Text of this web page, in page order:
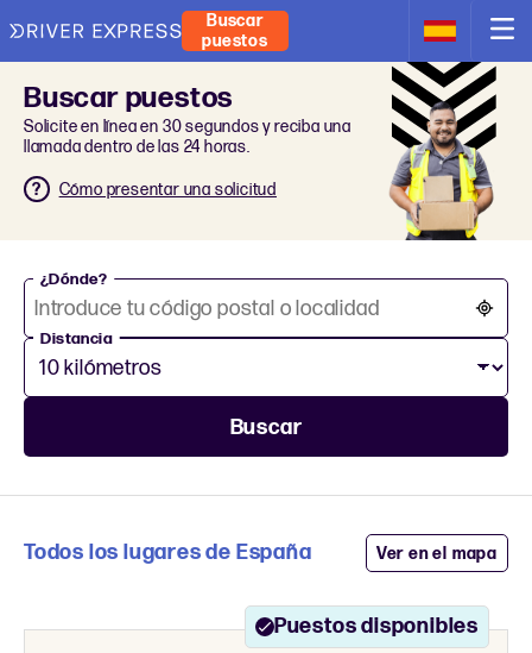
Buscar
puestos
Buscar puestos
Solicite en línea en 30 segundos y reciba una
llamada dentro de las 24 horas.
Cómo presentar una solicitud
¿Dónde?
Distancia
Todos los lugares de España Ver en el mapa
Puestos disponibles